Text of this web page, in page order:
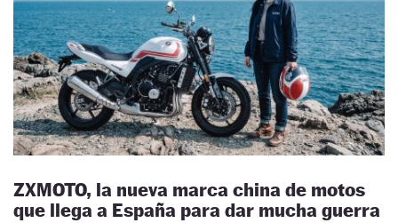
ZXMOTO, la nueva marca china de motos
que llega a España para dar mucha guerra